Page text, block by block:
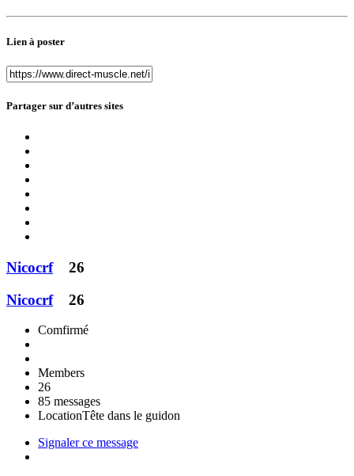
Lien à poster
Partager sur d’autres sites
Nicocrf
26
Nicocrf
26
Comfirmé
Members
26
85 messages
LocationTête dans le guidon
Signaler ce message